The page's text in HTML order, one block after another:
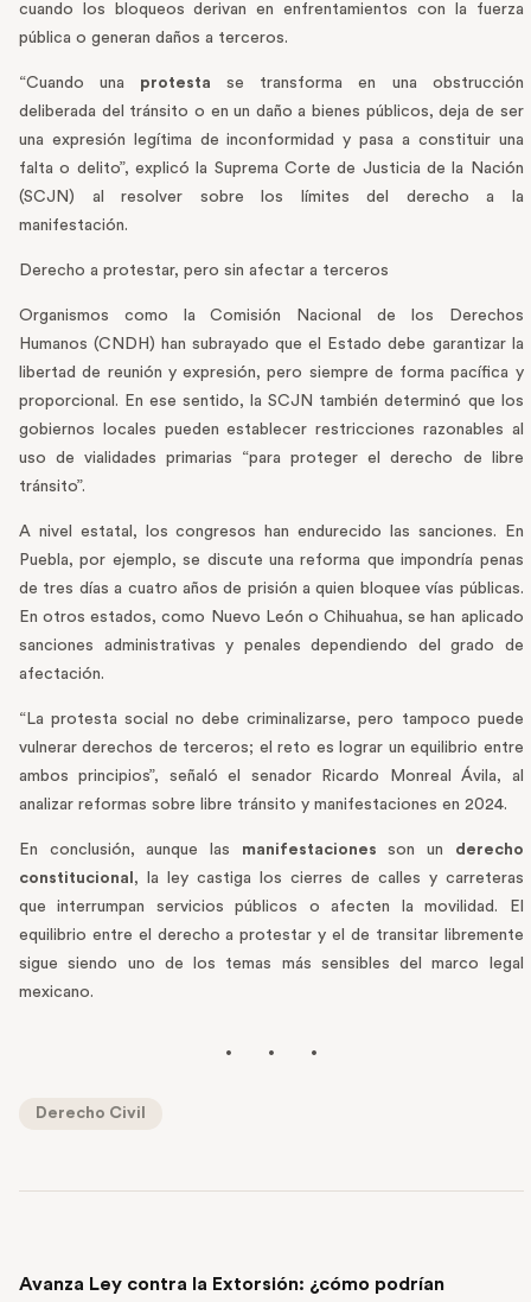
cuando los bloqueos derivan en enfrentamientos con la fuerza
pública o generan daños a terceros.
“Cuando una protesta se transforma en una obstrucción
deliberada del tránsito o en un daño a bienes públicos, deja de ser
una expresión legítima de inconformidad y pasa a constituir una
falta o delito”, explicó la Suprema Corte de Justicia de la Nación
(SCJN) al resolver sobre los límites del derecho a la
manifestación.
Derecho a protestar, pero sin afectar a terceros
Organismos como la Comisión Nacional de los Derechos
Humanos (CNDH) han subrayado que el Estado debe garantizar la
libertad de reunión y expresión, pero siempre de forma pacífica y
proporcional. En ese sentido, la SCJN también determinó que los
gobiernos locales pueden establecer restricciones razonables al
uso de vialidades primarias “para proteger el derecho de libre
tránsito”.
A nivel estatal, los congresos han endurecido las sanciones. En
Puebla, por ejemplo, se discute una reforma que impondría penas
de tres días a cuatro años de prisión a quien bloquee vías públicas.
En otros estados, como Nuevo León o Chihuahua, se han aplicado
sanciones administrativas y penales dependiendo del grado de
afectación.
“La protesta social no debe criminalizarse, pero tampoco puede
vulnerar derechos de terceros; el reto es lograr un equilibrio entre
ambos principios”, señaló el senador Ricardo Monreal Ávila, al
analizar reformas sobre libre tránsito y manifestaciones en 2024.
En conclusión, aunque las manifestaciones son un
derecho
constitucional , la ley castiga los cierres de calles y carreteras
que interrumpan servicios públicos o afecten la movilidad. El
equilibrio entre el derecho a protestar y el de transitar libremente
sigue siendo uno de los temas más sensibles del marco legal
mexicano.
Derecho Civil
Avanza Ley contra la Extorsión: ¿cómo podrían